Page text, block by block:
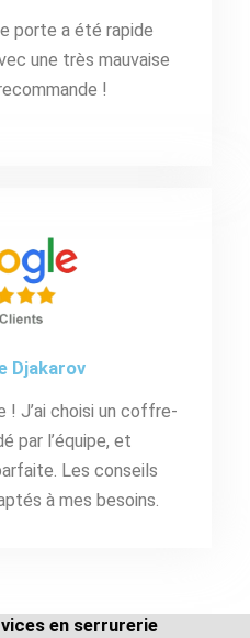
porte a été rapide
une très mauvaise
!
Djakarov
! J’ai choisi un coffre-
par l’équipe, et
Les conseils
à mes besoins.
en serrurerie